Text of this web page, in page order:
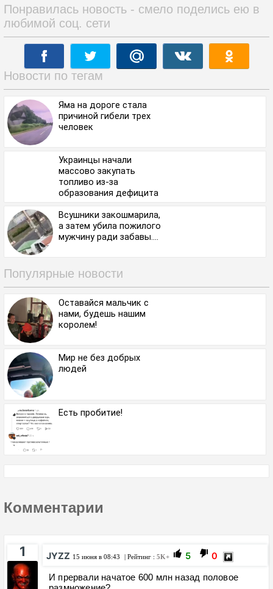
Понравилась новость - смело поделись ею в
любимой соц. сети
Новости по тегам
Яма на дороге стала
причиной гибели трех
человек
Украинцы начали
массово закупать
топливо из-за
образования дефицита
Всушники закошмарила,
а затем убила пожилого
мужчину ради забавы....
Популярные новости
Оставайся мальчик с
нами, будешь нашим
королем!
Мир не без добрых
людей
Есть пробитие!
Комментарии
1 JYZZ 15 июня в 08:43 | Рейтинг : 5K+ 5 0
И прервали начатое 600 млн назад половое